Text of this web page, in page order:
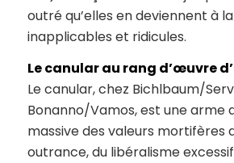
outré qu’elles en deviennent à
inapplicables et ridicules.
Le canular au rang d’œuvre
Le canular, chez Bichlbaum/
Bonanno/Vamos, est une arme
massive des valeurs mortifères
outrance, du libéralisme